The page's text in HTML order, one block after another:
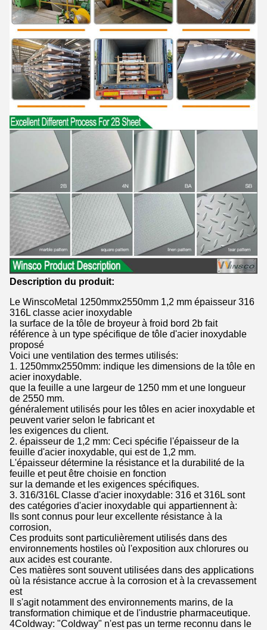
Description du produit:
Le WinscoMetal 1250mmx2550mm 1,2 mm épaisseur 316
316L classe acier inoxydable
la surface de la tôle de broyeur à froid bord 2b fait
référence à un type spécifique de tôle d'acier inoxydable
proposé
Voici une ventilation des termes utilisés:
1. 1250mmx2550mm: indique les dimensions de la tôle en
acier inoxydable.
que la feuille a une largeur de 1250 mm et une longueur
de 2550 mm.
généralement utilisés pour les tôles en acier inoxydable et
peuvent varier selon le fabricant et
les exigences du client.
2. épaisseur de 1,2 mm: Ceci spécifie l'épaisseur de la
feuille d'acier inoxydable, qui est de 1,2 mm.
L'épaisseur détermine la résistance et la durabilité de la
feuille et peut être choisie en fonction
sur la demande et les exigences spécifiques.
3. 316/316L Classe d'acier inoxydable: 316 et 316L sont
des catégories d'acier inoxydable qui appartiennent à:
Ils sont connus pour leur excellente résistance à la
corrosion,
Ces produits sont particulièrement utilisés dans des
environnements hostiles où l'exposition aux chlorures ou
aux acides est courante.
Ces matières sont souvent utilisées dans des applications
où la résistance accrue à la corrosion et à la crevassement
est
Il s'agit notamment des environnements marins, de la
transformation chimique et de l'industrie pharmaceutique.
4Coldway: "Coldway" n'est pas un terme reconnu dans le